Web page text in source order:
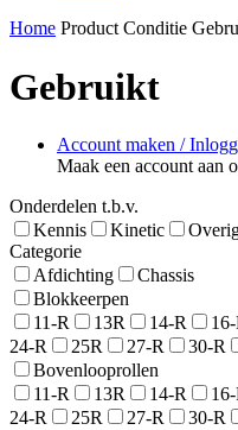
Home Product Conditie
Gebruikt
Account maken /
Maak een account aan
Onderdelen t.b.v.
Kennis
Kinetic
Categorie
Afdichting
Chassis
Blokkeerpen
11-R
13R 14-R 16-
24-R
25R 27-R 30-R
Bovenlooprollen
11-R
13R 14-R 16-
24-R
25R 27-R 30-R